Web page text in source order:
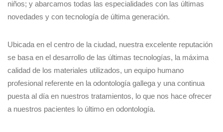
niños; y abarcamos todas las especialidades con las últimas
novedades y con tecnología de última generación.
Ubicada en el centro de la ciudad, nuestra excelente reputación
se basa en el desarrollo de las últimas tecnologías, la máxima
calidad de los materiales utilizados, un equipo humano
profesional referente en la odontología gallega y una continua
puesta al día en nuestros tratamientos, lo que nos hace ofrecer
a nuestros pacientes lo último en odontología.